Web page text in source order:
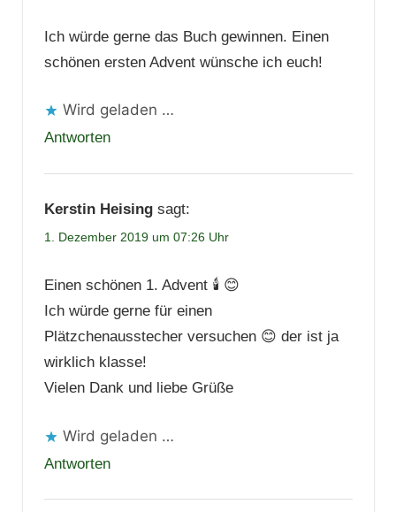
Ich würde gerne das Buch gewinnen. Einen
schönen ersten Advent wünsche ich euch!
Wird geladen …
Antworten
Kerstin Heising sagt:
1. Dezember 2019 um 07:26 Uhr
Einen schönen 1. Advent 🕯 😊
Ich würde gerne für einen
Plätzchenausstecher versuchen 😊 der ist ja
wirklich klasse!
Vielen Dank und liebe Grüße
Wird geladen …
Antworten